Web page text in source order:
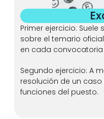
Primer ejercicio:
sobre el temario
en cada convocatoria
Segundo ejercicio: A
resolución de un
funciones del puesto.